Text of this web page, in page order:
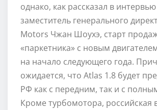
однако, как рассказал в
заместитель генерального
Motors Чжан Шоухэ, старт
«паркетника» с новым
на начало следующего года.
ожидается, что Atlas 1.8 будет
РФ как с передним, так и с
Кроме турбомотора, российская